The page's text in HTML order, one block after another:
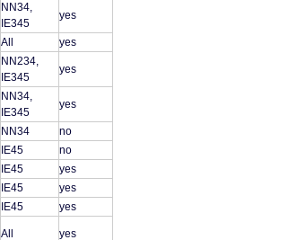
NN34,
IE345
yes
All yes
NN234,
IE345
yes
NN34,
IE345
yes
NN34
no
IE45
no
IE45
yes
IE45
yes
IE45 yes
All yes